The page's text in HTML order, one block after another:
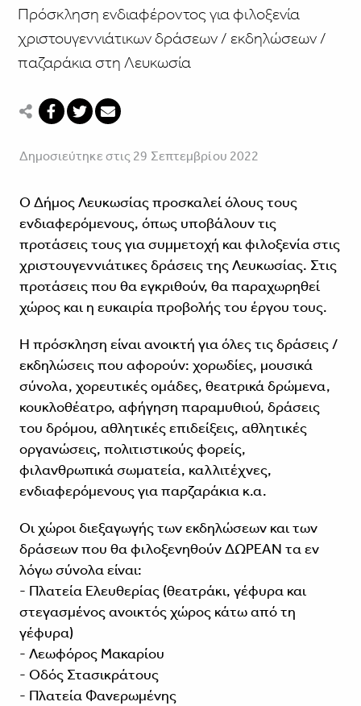
Πρόσκληση ενδιαφέροντος για φιλοξενία
χριστουγεννιάτικων δράσεων / εκδηλώσεων /
παζαράκια στη Λευκωσία
Δημοσιεύτηκε στις 29 Σεπτεμβρίου 2022
Ο Δήμος Λευκωσίας προσκαλεί όλους τους
ενδιαφερόμενους, όπως υποβάλουν τις
προτάσεις τους για συμμετοχή και φιλοξενία στις
χριστουγεννιάτικες δράσεις της Λευκωσίας. Στις
προτάσεις που θα εγκριθούν, θα παραχωρηθεί
χώρος και η ευκαιρία προβολής του έργου τους.
Η πρόσκληση είναι ανοικτή για όλες τις δράσεις /
εκδηλώσεις που αφορούν: χορωδίες, μουσικά
σύνολα, χορευτικές ομάδες, θεατρικά δρώμενα,
κουκλοθέατρο, αφήγηση παραμυθιού, δράσεις
του δρόμου, αθλητικές επιδείξεις, αθλητικές
οργανώσεις, πολιτιστικούς φορείς,
φιλανθρωπικά σωματεία, καλλιτέχνες,
ενδιαφερόμενους για παρζαράκια κ.α.
Οι χώροι διεξαγωγής των εκδηλώσεων και των
δράσεων που θα φιλοξενηθούν ΔΩΡΕΑΝ τα εν
λόγω σύνολα είναι:
- Πλατεία Ελευθερίας (θεατράκι, γέφυρα και
στεγασμένος ανοικτός χώρος κάτω από τη
γέφυρα)
- Λεωφόρος Μακαρίου
- Οδός Στασικράτους
- Πλατεία Φανερωμένης